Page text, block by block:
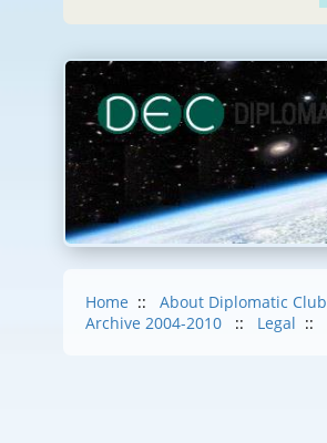
Home :: About Diplomatic Club
Archive 2004-2010
:: Legal ::